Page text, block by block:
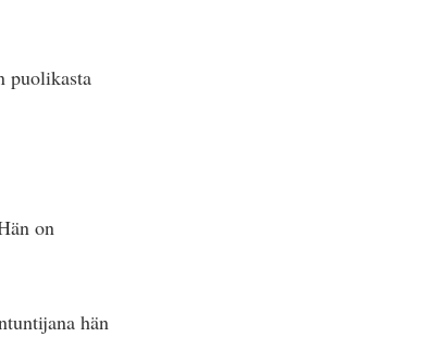
puolikasta
on
hän